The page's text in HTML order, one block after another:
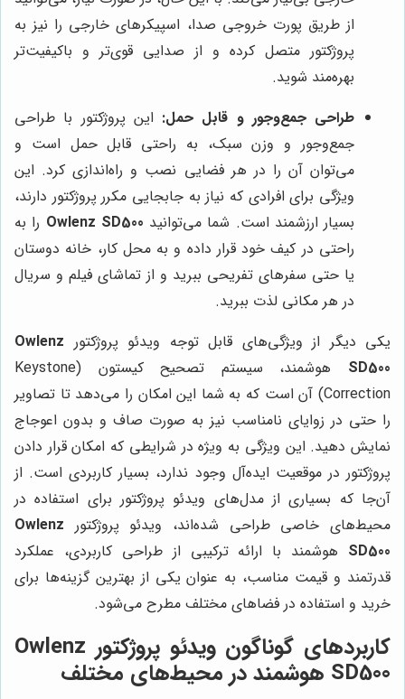
از طریق پورت خروجی صدا، اسپیکرهای خارجی را نیز به
پروژکتور متصل کرده و از صدایی قوی‌تر و باکیفیت‌تر
بهره‌مند شوید.
طراحی جمع‌وجور و قابل حمل: این پروژکتور با طراحی
جمع‌وجور و وزن سبک، به راحتی قابل حمل است و
می‌توان آن را در هر فضایی نصب و راه‌اندازی کرد. این
ویژگی برای افرادی که نیاز به جابجایی مکرر پروژکتور دارند،
بسیار ارزشمند است. شما می‌توانید Owlenz SD500 را به
راحتی در کیف خود قرار داده و به محل کار، خانه دوستان
یا حتی سفرهای تفریحی ببرید و از تماشای فیلم و سریال
در هر مکانی لذت ببرید.
یکی دیگر از ویژگی‌های قابل توجه ویدئو پروژکتور Owlenz
SD500
هوشمند، سیستم تصحیح کیستون (Keystone
Correction) آن است که به شما این امکان را می‌دهد تا تصاویر
را حتی در زوایای نامناسب نیز به صورت صاف و بدون اعوجاج
نمایش دهید. این ویژگی به ویژه در شرایطی که امکان قرار دادن
پروژکتور در موقعیت ایده‌آل وجود ندارد، بسیار کاربردی است. از
آن‌جا که بسیاری از مدل‌های ویدئو پروژکتور برای استفاده در
محیط‌های خاصی طراحی شده‌اند، ویدئو پروژکتور Owlenz
SD500 هوشمند با ارائه ترکیبی از طراحی کاربردی، عملکرد
قدرتمند و قیمت مناسب، به عنوان یکی از بهترین گزینه‌ها برای
خرید و استفاده در فضاهای مختلف مطرح می‌شود.
کاربردهای گوناگون ویدئو پروژکتور Owlenz
SD500 هوشمند در محیط‌های مختلف